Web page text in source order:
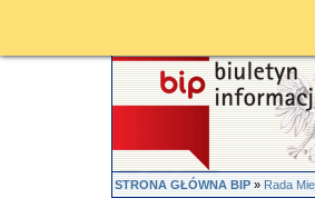
STRONA GŁÓWNA BIP»Rada